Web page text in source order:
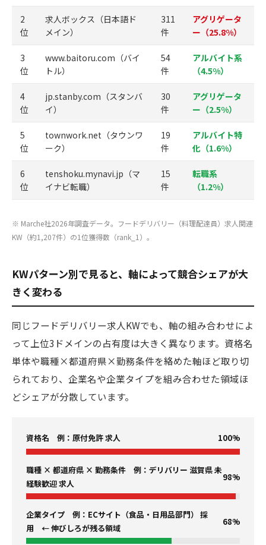
2
位
求人ボックス（日本語ド
メイン）
311
件
アグリゲータ
ー（25.8%）
3
位
www.baitoru.com（バイ
トル）
54
件
アルバイト系
（4.5%）
4
位
jp.stanby.com（スタンバ
イ）
30
件
アグリゲータ
ー（2.5%）
5
位
townwork.net（タウンワ
ーク）
19
件
アルバイト特
化（1.6%）
6
位
tenshoku.mynavi.jp（マ
イナビ転職）
15
件
転職系
（1.2%）
※ Marche社2026年調査データ。フードデリバリー（料理配達員）求人関連
KW（約1,207件）の1位獲得数（rank_1）。
KWパターン別で見ると、軸によって競合シェアが大
きく変わる
同じフードデリバリー求人KWでも、軸の組み合わせによ
って上位3ドメインの占有度は大きく異なります。資格名
単体や職種×都道府県×勤務条件を絡めた軸ほど取り切
られており、企業名や企業タイプを組み合わせた領域ほ
どシェアが分散しています。
資格名 例：原付免許 求人 100%
職種 × 都道府県 × 勤務条件 例：デリバリー 滋賀県 未
経験歓迎 求人
98%
企業タイプ 例：ECサイト（食品・日用品部門） 採
用 ← 伸びしろが残る領域
68%